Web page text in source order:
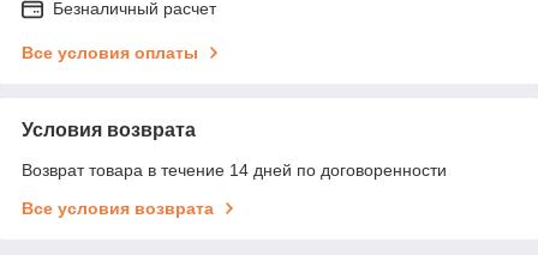
Безналичный расчет
Все условия оплаты
Условия возврата
Возврат товара в течение 14 дней по договоренности
Все условия возврата